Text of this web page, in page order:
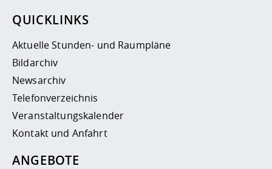
QUICKLINKS
Aktuelle Stunden- und Raumpläne
Bildarchiv
Newsarchiv
Telefonverzeichnis
Veranstaltungskalender
Kontakt und Anfahrt
ANGEBOTE